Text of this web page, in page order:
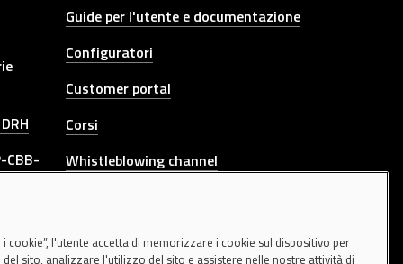
CBB-
Other link
Guide per l'utente e documentazione
Configuratori
Customer portal
Corsi
Whistleblowing channel
i cookie”, l'utente accetta di memorizzare i cookie sul dispositivo per
sito, analizzare l'utilizzo del sito e assistere nelle nostre attività di